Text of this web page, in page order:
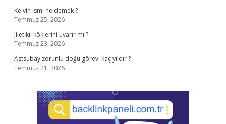
Kelvin ismi ne demek ?
Temmuz 25, 2026
Jilet kıl köklerini uyarır mı ?
Temmuz 23, 2026
Astsubay zorunlu doğu görevi kaç yıldır ?
Temmuz 21, 2026